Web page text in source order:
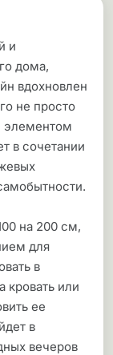
и
дома,
вдохновлен
не просто
элементом
в сочетании
на 200 см,
для
в
кровать или
ее
в
вечеров